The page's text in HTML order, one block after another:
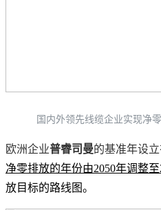
国内外领先线缆企业实现净
欧洲企业普睿司曼的基准年设立
净零排放的年份由2050年调整至
放目标的路线图。